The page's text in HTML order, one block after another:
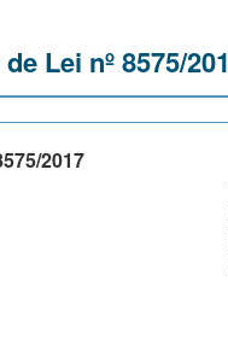
Lei nº 8575/
2017